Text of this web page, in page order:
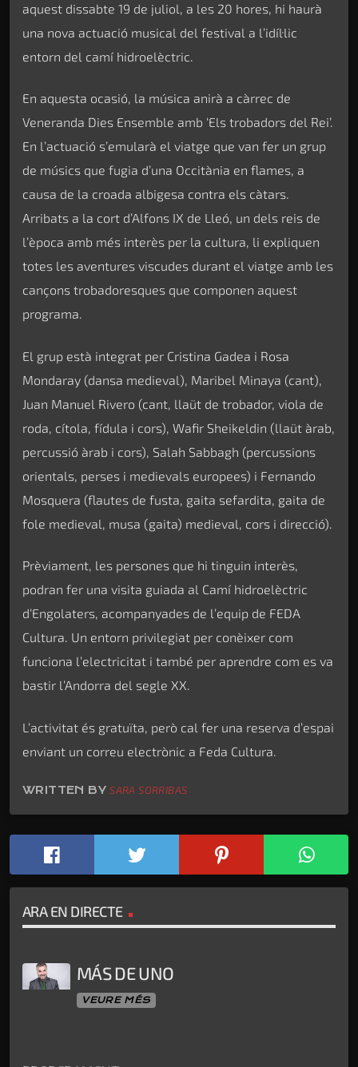
aquest dissabte 19 de juliol, a les 20 hores, hi haurà
una nova actuació musical del festival a l’idíl·lic
entorn del camí hidroelèctric.
En aquesta ocasió, la música anirà a càrrec de
Veneranda Dies Ensemble amb ‘Els trobadors del Rei’.
En l’actuació s’emularà el viatge que van fer un grup
de músics que fugia d’una Occitània en flames, a
causa de la croada albigesa contra els càtars.
Arribats a la cort d’Alfons IX de Lleó, un dels reis de
l’època amb més interès per la cultura, li expliquen
totes les aventures viscudes durant el viatge amb les
cançons trobadoresques que componen aquest
programa.
El grup està integrat per Cristina Gadea i Rosa
Mondaray (dansa medieval), Maribel Minaya (cant),
Juan Manuel Rivero (cant, llaüt de trobador, viola de
roda, cítola, fídula i cors), Wafir Sheikeldin (llaüt àrab,
percussió àrab i cors), Salah Sabbagh (percussions
orientals, perses i medievals europees) i Fernando
Mosquera (flautes de fusta, gaita sefardita, gaita de
fole medieval, musa (gaita) medieval, cors i direcció).
Prèviament, les persones que hi tinguin interès,
podran fer una visita guiada al Camí hidroelèctric
d’Engolaters, acompanyades de l’equip de FEDA
Cultura. Un entorn privilegiat per conèixer com
funciona l’electricitat i també per aprendre com es va
bastir l’Andorra del segle XX.
L’activitat és gratuïta, però cal fer una reserva d’espai
enviant un correu electrònic a Feda Cultura.
WRITTEN BY SARA SORRIBAS
ARA EN DIRECTE
MÁS DE UNO
VEURE MÉS